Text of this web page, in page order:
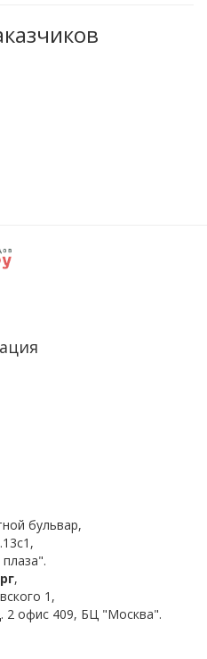
бульвар,
,
1 ,
2 офис 409, БЦ "Москва".